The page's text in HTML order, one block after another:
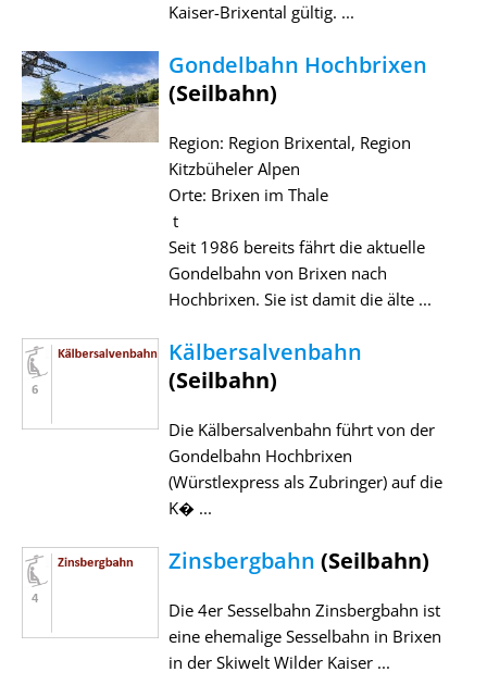
Kaiser-Brixental gültig. ...
Gondelbahn Hochbrixen
(Seilbahn)
Region: Region Brixental, Region
Kitzbüheler Alpen
Orte: Brixen im Thale
t
Seit 1986 bereits fährt die aktuelle
Gondelbahn von Brixen nach
Hochbrixen. Sie ist damit die älte ...
Kälbersalvenbahn
(Seilbahn)
Die Kälbersalvenbahn führt von der
Gondelbahn Hochbrixen
(Würstlexpress als Zubringer) auf die
K� ...
Zinsbergbahn (Seilbahn)
Die 4er Sesselbahn Zinsbergbahn ist
eine ehemalige Sesselbahn in Brixen
in der Skiwelt Wilder Kaiser ...